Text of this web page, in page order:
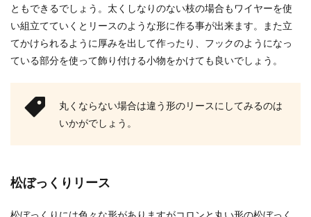
ともできるでしょう。太くしなりのない枝の場合もワイヤーを使
い組立てていくとリースのような形に作る事が出来ます。また立
てかけられるように厚みを出して作ったり、フックのようになっ
ている部分を使って飾り付ける小物をかけても良いでしょう。
丸くならない場合は違う形のリースにしてみるのは
いかがでしょう。
松ぼっくりリース
松ぼっくりには色々な形がありますがコロンと丸い形の松ぼっく